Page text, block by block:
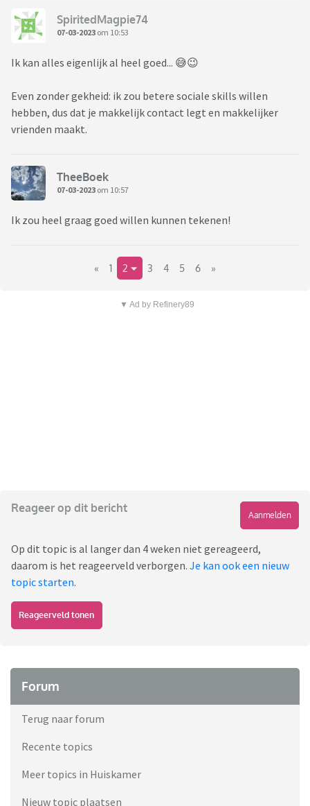
SpiritedMagpie74
07-03-2023 om 10:53
Ik kan alles eigenlijk al heel goed... 😅😉
Even zonder gekheid: ik zou betere sociale skills willen
hebben, dus dat je makkelijk contact legt en makkelijker
vrienden maakt.
TheeBoek
07-03-2023 om 10:57
Ik zou heel graag goed willen kunnen tekenen!
« 1 2 3 4 5 6 »
▼ Ad by Refinery89
Reageer op dit bericht
Aanmelden
Op dit topic is al langer dan 4 weken niet gereageerd,
daarom is het reageerveld verborgen. Je kan ook een nieuw
topic starten.
Reageerveld tonen
Forum
Terug naar forum
Recente topics
Meer topics in Huiskamer
Nieuw topic plaatsen